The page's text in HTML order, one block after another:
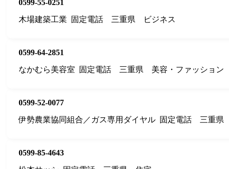
0599-55-0251
木場建築工業
固定電話 三重県 ビジネス
0599-64-2851
なかむら美容室
固定電話 三重県 美容・ファッション
0599-52-0077
伊勢農業協同組合／ガス専用ダイヤル 固定電話 三重県
0599-85-4643